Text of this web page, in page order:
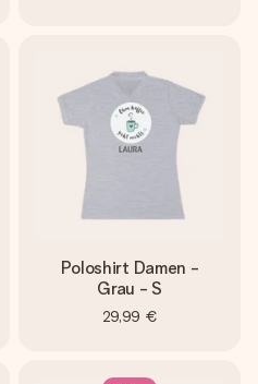
Poloshirt Damen -
Grau - S
29,99 €